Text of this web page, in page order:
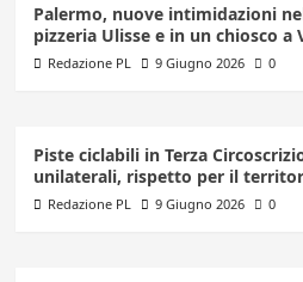
Palermo, nuove intimidazioni
pizzeria Ulisse e in un chiosco a
Redazione PL 9 Giugno 2026 0
Piste ciclabili in Terza
unilaterali, rispetto per il
Redazione PL 9 Giugno 2026 0